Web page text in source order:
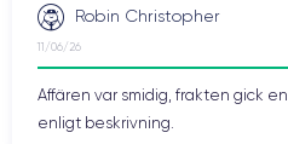
Robin Christopher
11/06/26
Affären var smidig, frakten gick
enligt beskrivning.